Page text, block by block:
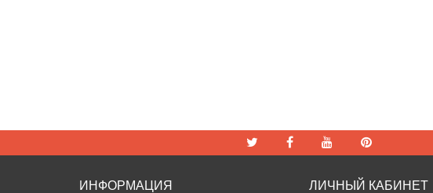
ИНФОРМАЦИЯ ЛИЧНЫЙ КАБИНЕТ